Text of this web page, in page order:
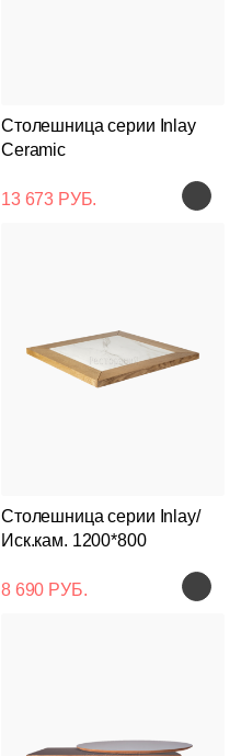
Столешница серии Inlay
Ceramic
13 673 РУБ.
Столешница серии Inlay/
Иск.кам. 1200*800
8 690 РУБ.